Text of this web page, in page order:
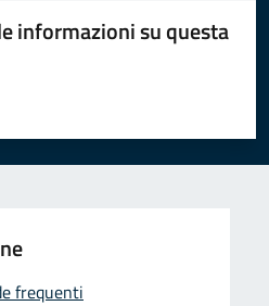
informazioni su questa
su 5
su 5
frequenti